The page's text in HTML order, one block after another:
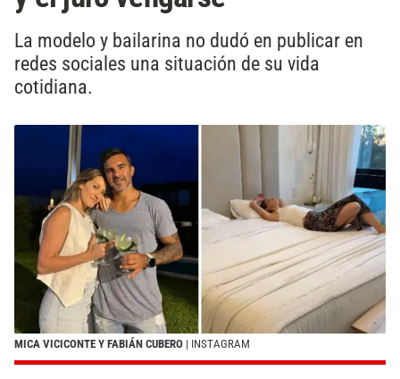
La modelo y bailarina no dudó en publicar en
redes sociales una situación de su vida
cotidiana.
MICA VICICONTE Y FABIÁN CUBERO | INSTAGRAM